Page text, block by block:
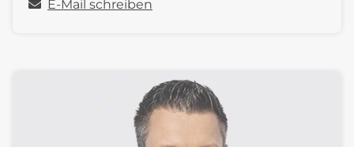
E-Mail schreiben